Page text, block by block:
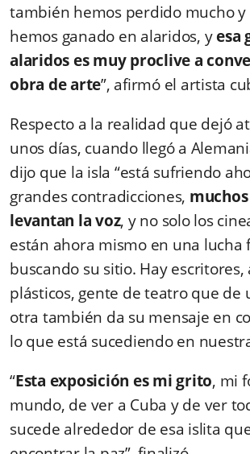
también hemos perdido mucho y
hemos ganado en alaridos, yesa
alaridos es muy proclive a
obra de arte”, afirmó el artista
Respecto a la realidad que dejó
unos días, cuando llegó a
dijo que la isla “está sufriendo
grandes contradicciones,
levantan la voz, y no solo los
están ahora mismo en una lucha
buscando su sitio. Hay escritores,
plásticos, gente de teatro que de
otra también da su mensaje en
lo que está sucediendo en
“Esta exposición es mi grito, mi
mundo, de ver a Cuba y de ver
sucede alrededor de esa islita